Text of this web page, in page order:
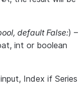
, default False:) –
int or boolean
Index if Series